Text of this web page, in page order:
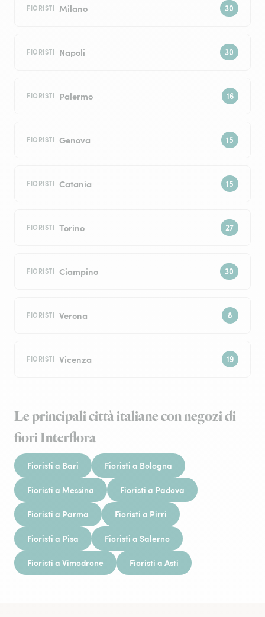
FIORISTI Milano
FIORISTI Napoli
FIORISTI Palermo
FIORISTI Genova
FIORISTI Catania
FIORISTI Torino
FIORISTI Ciampino
FIORISTI Verona
FIORISTI Vicenza
Le principali città italiane con negozi di
fiori Interflora
Fioristi a Bari Fioristi a Bologna
Fioristi a Messina Fioristi a Padova
Fioristi a Parma Fioristi a Pirri
Fioristi a Pisa Fioristi a Salerno
Fioristi a Vimodrone Fioristi a Asti